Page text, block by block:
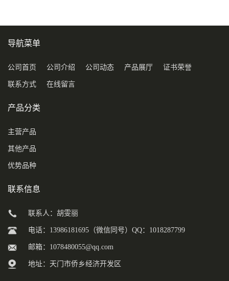
导航菜单
公司首页 公司介绍 公司动态 产品展厅 证书荣誉
联系方式 在线留言
产品分类
主营产品
其他产品
优势品种
联系信息
联系人：胡雯丽
电话：13986181695（微信同号）QQ：1018287799
邮箱： 1078480055@qq.com
地址：天门市侨乡经济开发区